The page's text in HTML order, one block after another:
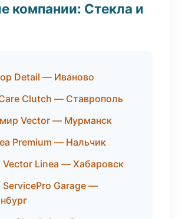
компании: Стекла и
Detail — Иваново
Clutch — Ставрополь
Vector — Мурманск
Premium — Нальчик
Vector Linea — Хабаровск
ServicePro Garage —